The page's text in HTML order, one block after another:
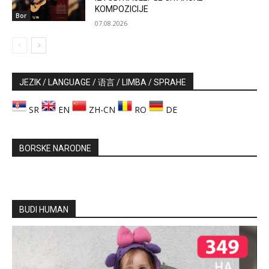
Bor
KOMPOZICIJE
07.08.2026
JEZIK / LANGUAGE / 语言 / LIMBA / SPRAHE
SR EN ZH-CN RO DE
BORSKE NARODNE
BUDI HUMAN